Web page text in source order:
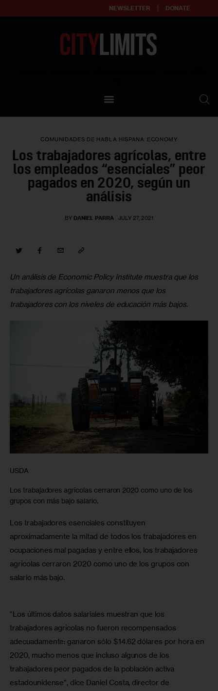
NEWSLETTER DONATE
Our Standards
Contact Us
COMUNIDADES DE HABLA HISPANA ECONOMY
Los trabajadores agrícolas, entre
los empleados “esenciales” peor
pagados en 2020, según un
análisis
BY DANIEL PARRA JULY 27, 2021
Un análisis de Economic Policy Institute muestra que los
trabajadores agrícolas ganaron menos que los
trabajadores con los niveles de educación más bajos.
USDA
Los trabajadores agrícolas cerraron 2020 como uno de los
grupos con más bajo salario.
Los trabajadores esenciales constituyen
aproximadamente la mitad de todos los trabajadores en
ocupaciones mal pagadas y entre ellos, los trabajadores
agrícolas cerraron 2020 como uno de los grupos con
salario más bajo.
“Los últimos datos salariales muestran que los
trabajadores agrícolas no fueron recompensados
adecuadamente: ganaron sólo $14.62 dólares por hora en
2020, mucho menos que incluso algunos de los
trabajadores peor pagados de la población activa
estadounidense”, dice Daniel Costa, director de